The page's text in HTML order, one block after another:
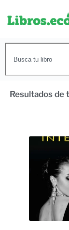
Resultados de